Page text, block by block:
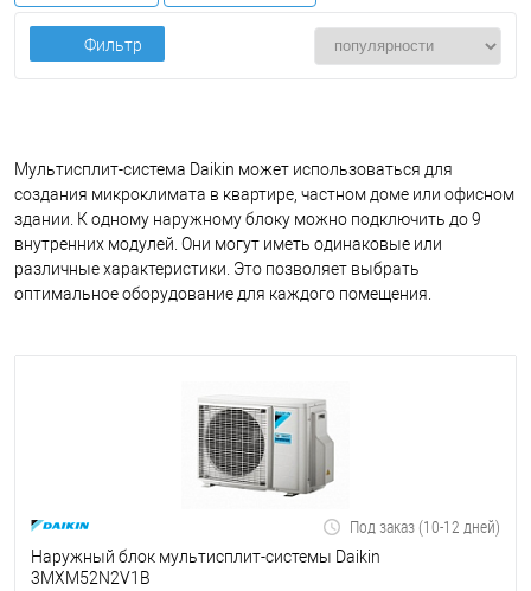
Фильтр
Мультисплит-система Daikin может использоваться для
создания микроклимата в квартире, частном доме или офисном
здании. К одному наружному блоку можно подключить до 9
внутренних модулей. Они могут иметь одинаковые или
различные характеристики. Это позволяет выбрать
оптимальное оборудование для каждого помещения.
Под заказ (10-12 дней)
Наружный блок мультисплит-системы Daikin
3MXM52N2V1B